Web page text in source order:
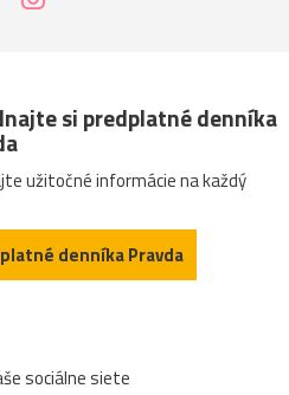
si predplatné denníka
užitočné informácie na každý
denníka Pravda
sociálne siete